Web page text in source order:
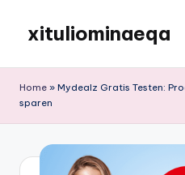
content
xituliominaeqa
Home » Mydealz Gratis Testen:
sparen